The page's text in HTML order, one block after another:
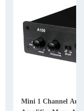
Mini 1 Channel